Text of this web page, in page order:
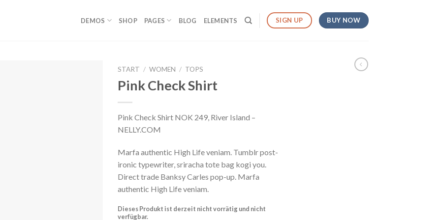
DEMOS SHOP PAGES BLOG ELEMENTS SIGN UP BUY NOW
START / WOMEN / TOPS
Pink Check Shirt
Pink Check Shirt NOK 249, River Island –
NELLY.COM
Marfa authentic High Life veniam. Tumblr post-
ironic typewriter, sriracha tote bag kogi you.
Direct trade Banksy Carles pop-up. Marfa
authentic High Life veniam.
Dieses Produkt ist derzeit nicht vorrätig und nicht
verfügbar.